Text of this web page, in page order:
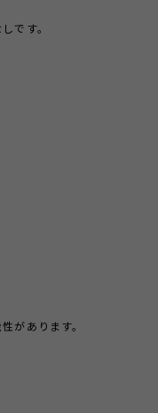
です。
があります。